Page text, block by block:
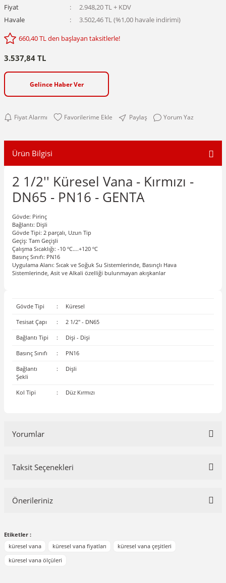
Fiyat
2.948,20 TL + KDV
Havale
3.502,46 TL (%1,00 havale indirimi)
660,40 TL den başlayan taksitlerle!
3.537,84 TL
Gelince Haber Ver
Fiyat Alarmı Paylaş Yorum Yaz
Ürün Bilgisi
2 1/2'' Küresel Vana - Kırmızı -
DN65 - PN16 - GENTA
Gövde: Pirinç
Bağlantı: Dişli
Gövde Tipi: 2 parçalı, Uzun Tip
Geçiş: Tam Geçişli
Çalışma Sıcaklığı: -10 ºC….+120 ºC
Basınç Sınıfı: PN16
Uygulama Alanı: Sıcak ve Soğuk Su Sistemlerinde, Basınçlı Hava
Sistemlerinde, Asit ve Alkali özelliği bulunmayan akışkanlar
Gövde Tipi : Küresel
Tesisat Çapı : 2 1/2'' - DN65
Bağlantı Tipi : Dişi - Dişi
Basınç Sınıfı : PN16
Bağlantı
Şekli
: Dişli
Kol Tipi : Düz Kırmızı
Yorumlar
Taksit Seçenekleri
Önerileriniz
konularda yetersiz gördüğünüz noktaları öneri formunu kullanarak
tarafımıza iletebilirsiniz.
Etiketler :
küresel vana
küresel vana fiyatları
küresel vana çeşitleri
küresel vana ölçüleri